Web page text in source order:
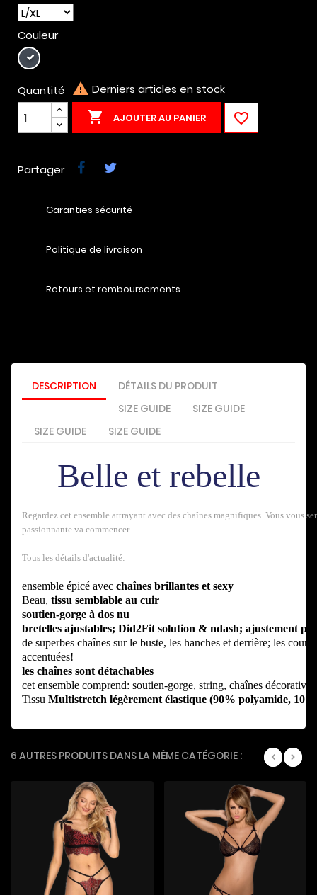
Couleur
Noir
Quantité
 AJOUTER AU PANIER
 Derniers articles en stock

Partager
Garanties sécurité
Politique de livraison
Retours et remboursements
DESCRIPTION
DÉTAILS DU PRODUIT
SIZE GUIDE
SIZE GUIDE
SIZE GUIDE
SIZE GUIDE
Belle et rebelle
Regardez cet ensemble attrayant avec des chaînes magnifiques. Vous vous
passionnante va commencer
Tous les détails d'actualité:
ensemble épicé avec chaînes brillantes et sexy
Beau, tissu semblable au cuir
soutien-gorge à dos nu
bretelles ajustables; Did2Fit solution & ndash; ajustement
de superbes chaînes sur le buste, les hanches et derrière; les
accentuées!
les chaînes sont détachables
cet ensemble comprend: soutien-gorge, string, chaînes décoratives
Tissu Multistretch légèrement élastique (90% polyamide,
6 AUTRES PRODUITS DANS LA MÊME CATÉGORIE :